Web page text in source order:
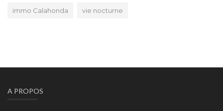
immo Calahonda vie nocturne
A PROPOS